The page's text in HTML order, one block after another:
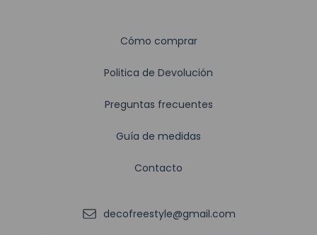
Cómo comprar
Politica de Devolución
Preguntas frecuentes
Guía de medidas
Contacto
decofreestyle@gmail.com